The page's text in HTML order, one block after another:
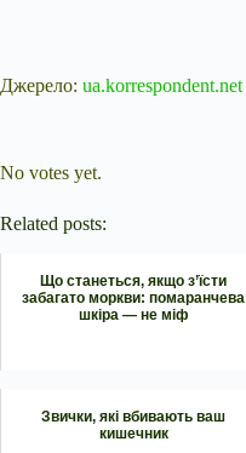
Джерело: ua.korrespondent.net
No votes yet.
Related posts:
Що станеться, якщо з’їсти
забагато моркви: помаранчева
шкіра — не міф
Звички, які вбивають ваш
кишечник